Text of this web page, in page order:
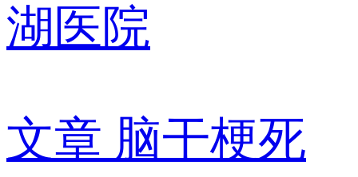
湖医院
文章 脑干梗死